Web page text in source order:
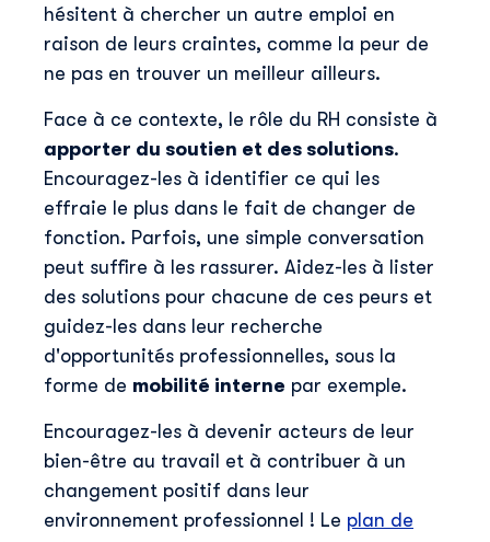
hésitent à chercher un autre emploi en
raison de leurs craintes, comme la peur de
ne pas en trouver un meilleur ailleurs.
Face à ce contexte, le rôle du RH consiste à
apporter du soutien et des solutions.
Encouragez-les à identifier ce qui les
effraie le plus dans le fait de changer de
fonction. Parfois, une simple conversation
peut suffire à les rassurer. Aidez-les à lister
des solutions pour chacune de ces peurs et
guidez-les dans leur recherche
d'opportunités professionnelles, sous la
forme de mobilité interne par exemple.
Encouragez-les à devenir acteurs de leur
bien-être au travail et à contribuer à un
changement positif dans leur
environnement professionnel ! Le plan de